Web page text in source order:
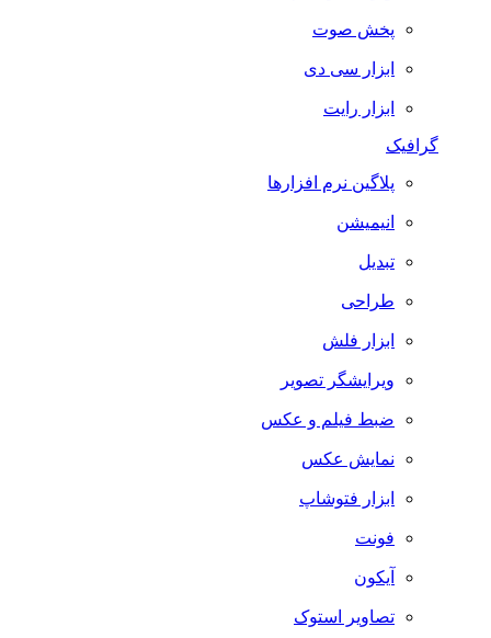
پخش صوت
ابزار سی دی
ابزار رایت
گرافیک
پلاگین نرم افزارها
انیمیشن
تبدیل
طراحی
ابزار فلش
ویرایشگر تصویر
ضبط فيلم و عكس
نمایش عکس
ابزار فتوشاپ
فونت
آیکون
تصاویر استوک